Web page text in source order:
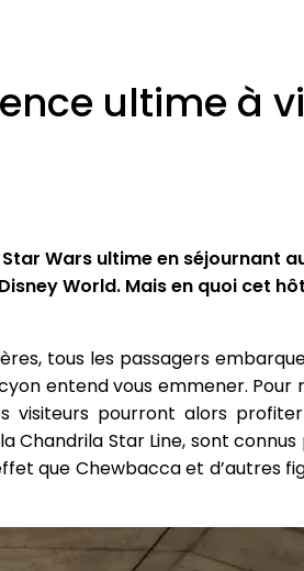
ultime à
Wars ultime en séjournant
World. Mais en quoi cet
tous les passagers
entend vous emmener. Pour
visiteurs pourront alors
Chandrila Star Line, sont
que Chewbacca et d’autres